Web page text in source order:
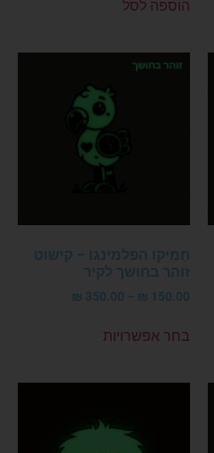
הוספה לסל
חֲמִיקוֹ הפלמינגו – קישוט
זוהר בחושך לקיר
150.00
₪
–
350.00
₪
בחר אפשרויות